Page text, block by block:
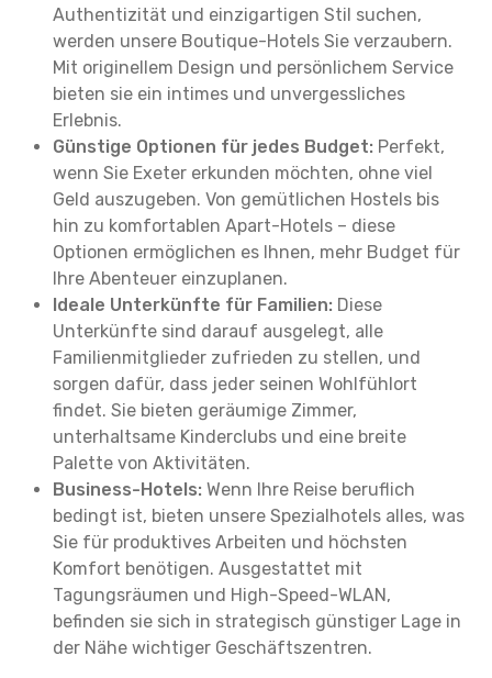
Authentizität und einzigartigen Stil suchen,
werden unsere Boutique-Hotels Sie verzaubern.
Mit originellem Design und persönlichem Service
bieten sie ein intimes und unvergessliches
Erlebnis.
Günstige Optionen für jedes Budget: Perfekt,
wenn Sie Exeter erkunden möchten, ohne viel
Geld auszugeben. Von gemütlichen Hostels bis
hin zu komfortablen Apart-Hotels – diese
Optionen ermöglichen es Ihnen, mehr Budget für
Ihre Abenteuer einzuplanen.
Ideale Unterkünfte für Familien: Diese
Unterkünfte sind darauf ausgelegt, alle
Familienmitglieder zufrieden zu stellen, und
sorgen dafür, dass jeder seinen Wohlfühlort
findet. Sie bieten geräumige Zimmer,
unterhaltsame Kinderclubs und eine breite
Palette von Aktivitäten.
Business-Hotels: Wenn Ihre Reise beruflich
bedingt ist, bieten unsere Spezialhotels alles, was
Sie für produktives Arbeiten und höchsten
Komfort benötigen. Ausgestattet mit
Tagungsräumen und High-Speed-WLAN,
befinden sie sich in strategisch günstiger Lage in
der Nähe wichtiger Geschäftszentren.